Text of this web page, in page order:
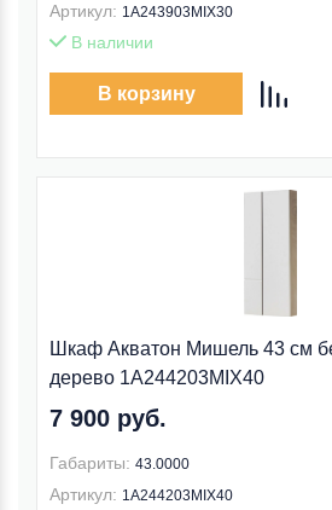
Артикул: 1A243903MIX30
В наличии
В корзину
Шкаф Акватон Мишель 43 см
дерево 1A244203MIX40
7 900 руб.
Габариты: 43.0000
Артикул: 1A244203MIX40